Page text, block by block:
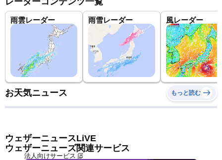
雨雲レーダー 雨雪レーダー 風レーダー
お天気ニュース もっと読む
ウェザーニュースLiVE
ウェザーニューズ関連サービス
法人向けサービス